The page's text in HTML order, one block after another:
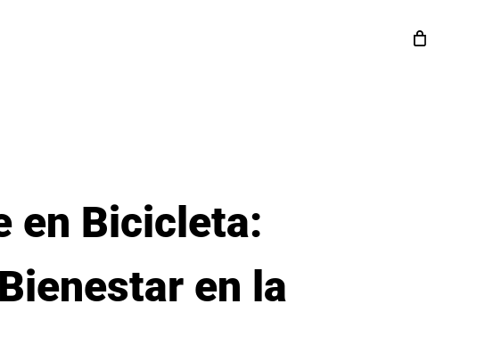
en Bicicleta:
en la